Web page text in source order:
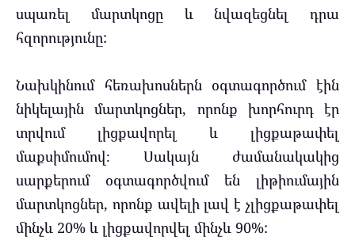
սպառել մարտկոցը և նվազեցնել դրա
հզորությունը:
Նախկինում հեռախոսներն օգտագործում էին
նիկելային մարտկոցներ, որոնք խորհուրդ էր
տրվում լիցքավորել և լիցքաթափել
մաքսիմումով։ Սակայն ժամանակակից
սարքերում օգտագործվում են լիթիումային
մարտկոցներ, որոնք ավելի լավ է չլիցքաթափել
մինչև 20% և լիցքավորվել մինչև 90%: